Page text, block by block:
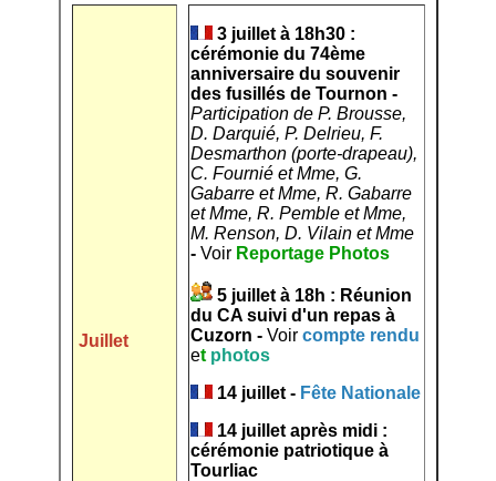
Juillet
3 juillet à 18h30 :
cérémonie du 74ème
anniversaire du souvenir
des fusillés de Tournon -
Participation de P. Brousse,
D. Darquié, P. Delrieu, F.
Desmarthon (porte-drapeau),
C. Fournié et Mme, G.
Gabarre et Mme, R. Gabarre
et Mme, R. Pemble et Mme,
M. Renson, D. Vilain et Mme
- Voir Reportage Photos
5 juillet à 18h : Réunion
du CA suivi d'un repas à
Cuzorn - Voir compte rendu
et photos
14 juillet - Fête Nationale
14 juillet après midi :
cérémonie patriotique à
Tourliac